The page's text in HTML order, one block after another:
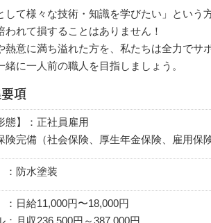
して様々な技術・知識を学びたい」とい
われて損することはありません！
熱意に満ち溢れた方を、私たちは全力でサ
緒に一人前の職人を目指しましょう。
項
態】：正社員雇用
険完備（社会保険、厚生年金保険、雇用保険
：防水塗装
：日給11,000円〜18,000円
月収236,500円～387,000円